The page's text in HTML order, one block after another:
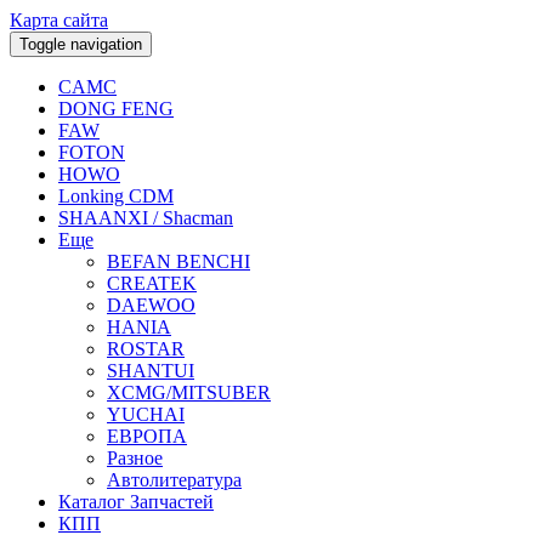
Карта сайта
Toggle navigation
CAMC
DONG FENG
FAW
FOTON
HOWO
Lonking CDM
SHAANXI / Shacman
Еще
BEFAN BENCHI
CREATEK
DAEWOO
HANIA
ROSTAR
SHANTUI
XCMG/MITSUBER
YUCHAI
ЕВРОПА
Разное
Aвтолитература
Каталог Запчастей
КПП